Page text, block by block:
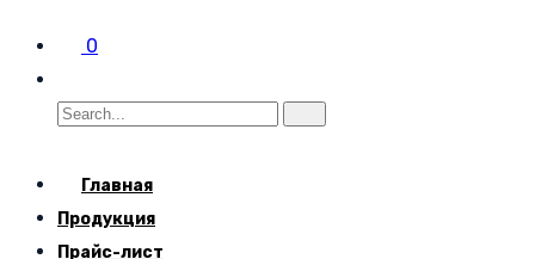
0
Главная
Продукция
Прайс-лист